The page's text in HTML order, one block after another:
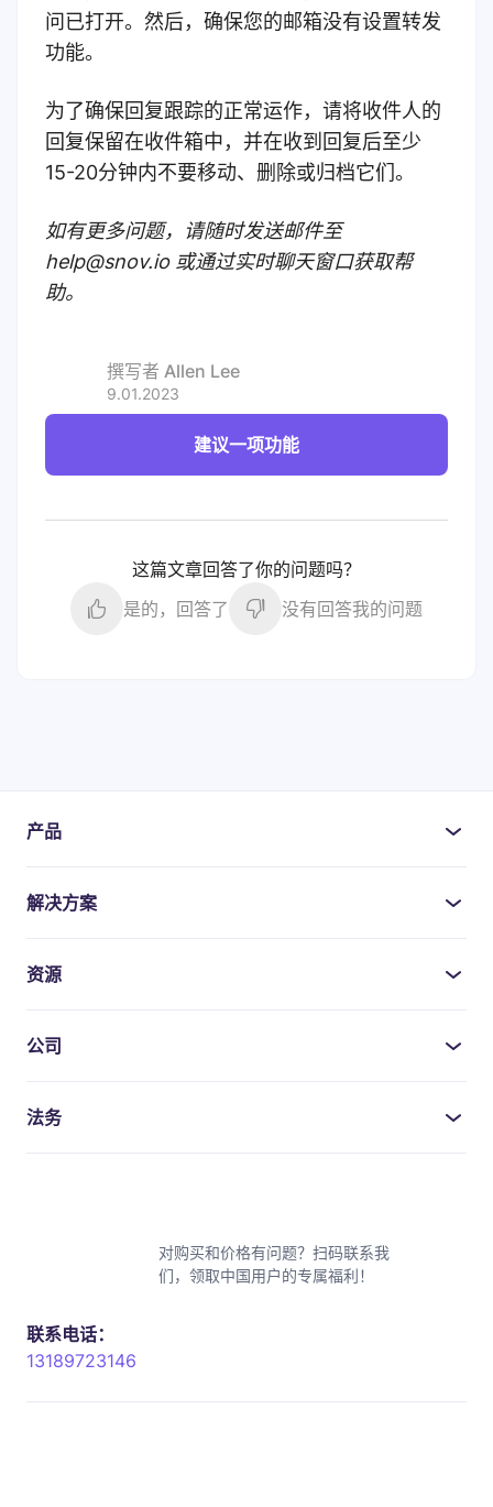
问已打开。然后，确保您的邮箱没有设置转发
功能。
为了确保回复跟踪的正常运作，请将收件人的
回复保留在收件箱中，并在收到回复后至少
15-20分钟内不要移动、删除或归档它们。
如有更多问题，请随时发送邮件至
help@snov.io 或通过实时聊天窗口获取帮
助。
撰写者 Allen Lee
9.01.2023
建议一项功能
这篇文章回答了你的问题吗？
是的，回答了
没有回答我的问题
产品
解决方案
资源
公司
法务
对购买和价格有问题？扫码联系我
们，领取中国用户的专属福利！
联系电话：
13189723146